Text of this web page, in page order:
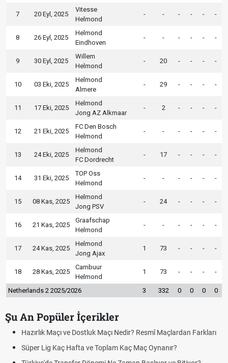
7 20 Eyl, 2025
Vitesse
Helmond
- - - - - -
8 26 Eyl, 2025
Helmond
Eindhoven
- - - - - -
9 30 Eyl, 2025
Willem
Helmond
- 20 - - - -
10 03 Eki, 2025
Helmond
Almere
- 29 - - - -
11 17 Eki, 2025
Helmond
Jong AZ Alkmaar
- 2 - - - -
12 21 Eki, 2025
FC Den Bosch
Helmond
- - - - - -
13 24 Eki, 2025
Helmond
FC Dordrecht
- 17 - - - -
14 31 Eki, 2025
TOP Oss
Helmond
- - - - - -
15 08 Kas, 2025
Helmond
Jong PSV
- 24 - - - -
16 21 Kas, 2025
Graafschap
Helmond
- - - - - -
17 24 Kas, 2025
Helmond
Jong Ajax
1 73 - - - -
18 28 Kas, 2025
Cambuur
Helmond
1 73 - - - -
Netherlands 2 2025/2026 3 332 0 0 0 0
Şu An Popüler İçerikler
Hazırlık Maçı ve Dostluk Maçı Nedir? Resmî Maçlardan Farkları
Süper Lig Kaç Hafta ve Toplam Kaç Maç Oynanır?